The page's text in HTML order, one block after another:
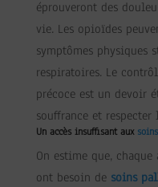
éprouveront des
vie. Les opioïdes
symptômes physiques
respiratoires. Le
précoce est un devoir
souffrance et
Un accès insuffisant aux
On estime que,
ont besoin de soins